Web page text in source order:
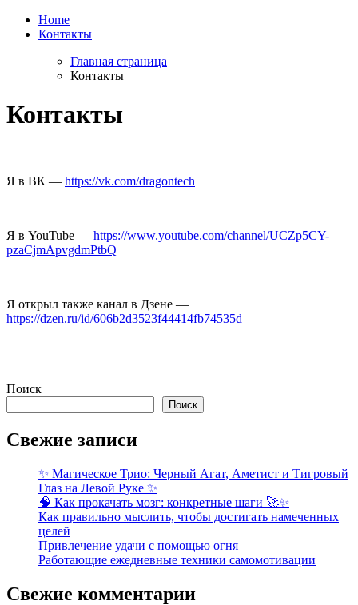
Home
Контакты
Главная страница
Контакты
Контакты
Я в ВК — https://vk.com/dragontech
Я в YouTube — https://www.youtube.com/channel/UCZp5CY-
pzaCjmApvgdmPtbQ
Я открыл также канал в Дзене —
https://dzen.ru/id/606b2d3523f44414fb74535d
Поиск
Поиск
Свежие записи
✨ Магическое Трио: Черный Агат, Аметист и Тигровый
Глаз на Левой Руке ✨
🧠 Как прокачать мозг: конкретные шаги 🚀✨
Как правильно мыслить, чтобы достигать намеченных
целей
Привлечение удачи с помощью огня
Работающие ежедневные техники самомотивации
Свежие комментарии